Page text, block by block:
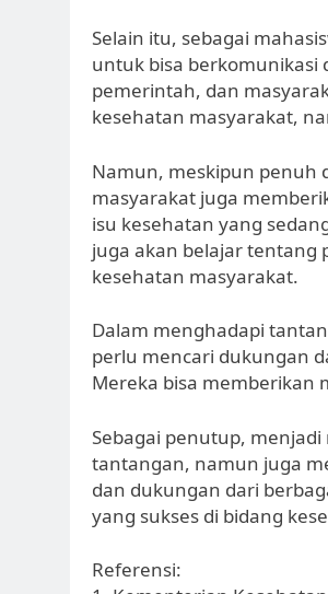
Selain itu, sebagai
untuk bisa berkomunikasi
pemerintah, dan
kesehatan masyarakat,
Namun, meskipun penuh
masyarakat juga
isu kesehatan yang
juga akan belajar tentang
kesehatan masyarakat.
Dalam menghadapi
perlu mencari dukungan
Mereka bisa memberikan
Sebagai penutup,
tantangan, namun juga
dan dukungan dari
yang sukses di bidang
Referensi: